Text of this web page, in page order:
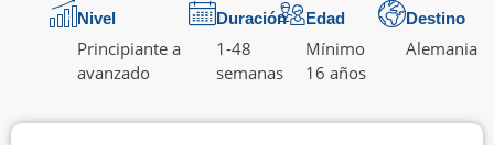
Nivel
Principiante a
avanzado
Duración
1-48
semanas
Edad
Mínimo
16 años
Destino
Alemania